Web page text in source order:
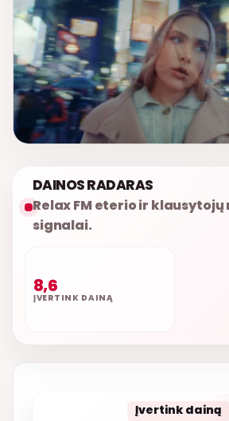
DAINOS RADARAS
Relax FM eterio ir
signalai.
8,6
ĮVERTINK DAINĄ
Įvertink dainą